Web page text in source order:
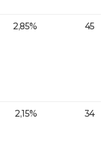
2,85% 45
2,15% 34